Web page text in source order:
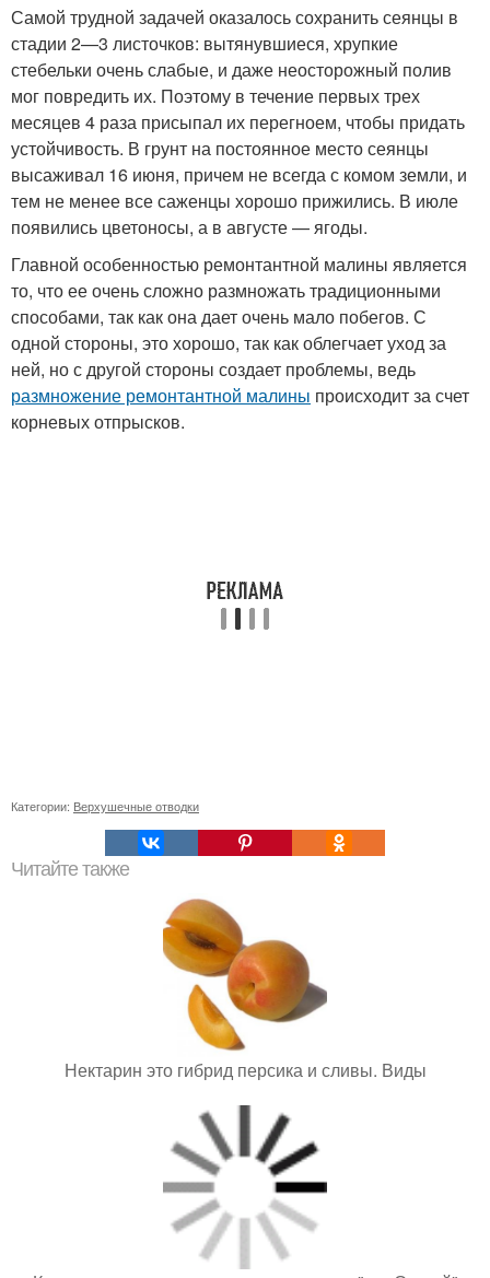
Самой трудной задачей оказалось сохранить сеянцы в
стадии 2—3 листочков: вытянувшиеся, хрупкие
стебельки очень слабые, и даже неосторожный полив
мог повредить их. Поэтому в течение первых трех
месяцев 4 раза присыпал их перегноем, чтобы придать
устойчивость. В грунт на постоянное место сеянцы
высаживал 16 июня, причем не всегда с комом земли, и
тем не менее все саженцы хорошо прижились. В июле
появились цветоносы, а в августе — ягоды.
Главной особенностью ремонтантной малины является
то, что ее очень сложно размножать традиционными
способами, так как она дает очень мало побегов. С
одной стороны, это хорошо, так как облегчает уход за
ней, но с другой стороны создает проблемы, ведь
размножение ремонтантной малины происходит за счет
корневых отпрысков.
Категории: Верхушечные отводки
Читайте также
Нектарин это гибрид персика и сливы. Виды